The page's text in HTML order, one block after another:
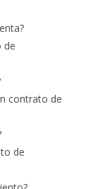
de
contrato de
de